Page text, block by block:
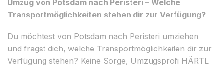
Umzug von Potsdam nach Peristeri – Welche
Transportmöglichkeiten stehen dir zur Verfügung?
Du möchtest von Potsdam nach Peristeri umziehen
und fragst dich, welche Transportmöglichkeiten dir zur
Verfügung stehen? Keine Sorge, Umzugsprofi HÄRTL